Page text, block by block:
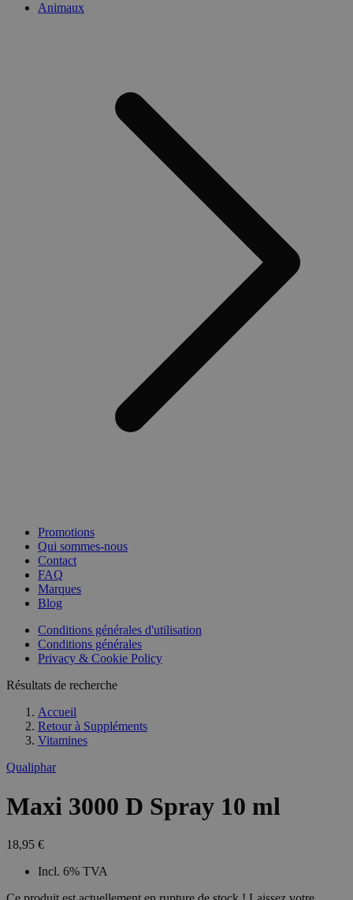
Animaux
Promotions
Qui sommes-nous
Contact
FAQ
Marques
Blog
Conditions générales d'utilisation
Conditions générales
Privacy & Cookie Policy
Résultats de recherche
Accueil
Retour à Suppléments
Vitamines
Qualiphar
Maxi 3000 D Spray 10 ml
18,95 €
Incl. 6% TVA